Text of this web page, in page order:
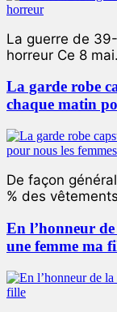
La guerre de
horreur Ce 8
La garde robe
chaque matin
De façon
% des
En l’honneur
une femme ma